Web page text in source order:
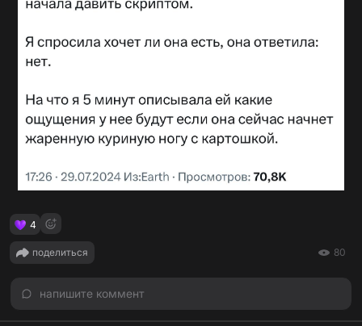
4
поделиться 80
напишите коммент